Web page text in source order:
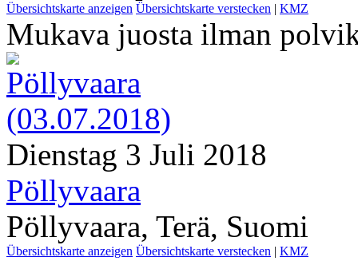
Übersichtskarte anzeigen Übersichtskarte verstecken | KMZ
Mukava juosta ilman
Dienstag 3 Juli 2018
Pöllyvaara
Pöllyvaara, Terä, Suomi
Übersichtskarte anzeigen Übersichtskarte verstecken | KMZ